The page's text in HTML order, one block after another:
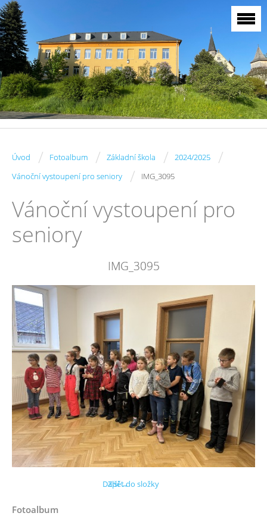
Úvod / Fotoalbum / Základní škola / 2024/2025 /
Vánoční vystoupení pro seniory / IMG_3095
Vánoční vystoupení pro
seniory
IMG_3095
Další →
Zpět do složky
Fotoalbum